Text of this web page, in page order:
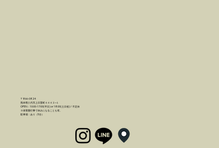
〒866-0824
熊本県八代市上日置町４４４３−１
OPEN：10:00-17:00(平日) or 18:00(土日祝) / 不定休
※保育園行事で休みになることも有。
駐車場：あり（5台）